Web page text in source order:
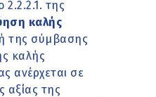
της
καλής
της σύμβασης
καλής
ανέρχεται σε
αξίας της